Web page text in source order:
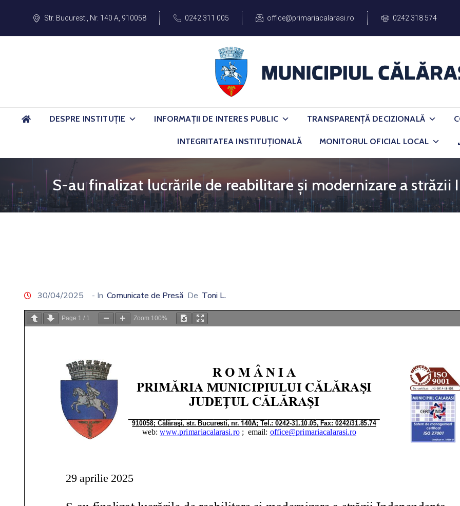
Str. Bucuresti, Nr. 140 A, 910058 0242 311 005 office@primariacalarasi.ro 0242 318 574
DESPRE INSTITUȚIE INFORMAȚII DE INTERES PUBLIC TRANSPARENȚĂ DECIZIONALĂ
INTEGRITATEA INSTITUȚIONALĂ MONITORUL OFICIAL LOCAL
S-au finalizat lucrările de reabilitare și modernizare a străzii
30/04/2025 - In Comunicate de Presă De Toni L.
Page 1 / 1 Zoom 100%